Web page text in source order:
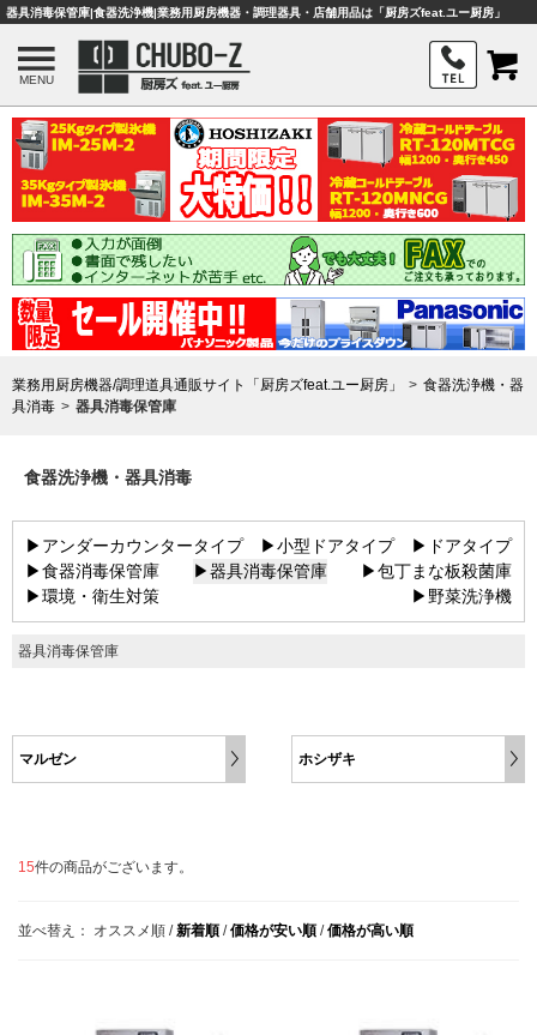
器具消毒保管庫|食器洗浄機|業務用厨房機器・調理器具・店舗用品は「厨房ズfeat.ユー厨房」
MENU
業務用厨房機器/調理道具通販サイト「厨房ズfeat.ユー厨房」
食器洗浄機・器
具消毒
器具消毒保管庫
食器洗浄機・器具消毒
▶アンダーカウンタータイプ ▶小型ドアタイプ
▶ドアタイプ
▶食器消毒保管庫
▶器具消毒保管庫
▶包丁まな板殺菌庫
▶環境・衛生対策
▶野菜洗浄機
器具消毒保管庫
マルゼン ホシザキ
15件の商品がございます。
並べ替え： オススメ順 /新着順 /価格が安い順 /価格が高い順